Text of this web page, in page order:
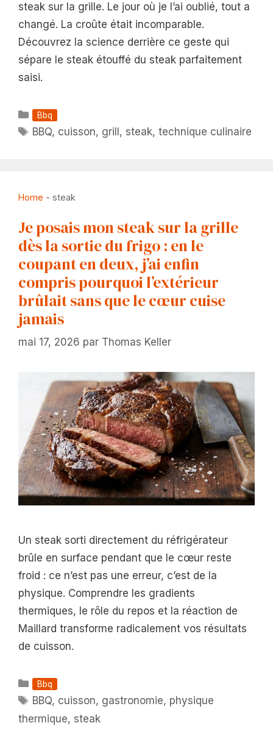
steak sur la grille. Le jour où je l’ai oublié, tout a
changé. La croûte était incomparable.
Découvrez la science derrière ce geste qui
sépare le steak étouffé du steak parfaitement
saisi.
Catégories
Bbq
Étiquettes
BBQ, cuisson, grill , steak,technique culinaire
Home - steak
Je posais mon steak sur la grille
dès la sortie du frigo : en le
coupant en deux, j’ai enfin
compris pourquoi l’extérieur
brûlait sans que le cœur cuise
jamais
mai 17, 2026 par Thomas Keller
Un steak sorti directement du réfrigérateur
brûle en surface pendant que le cœur reste
froid : ce n’est pas une erreur, c’est de la
physique. Comprendre les gradients
thermiques, le rôle du repos et la réaction de
Maillard transforme radicalement vos résultats
de cuisson.
Catégories
Bbq
Étiquettes
BBQ, cuisson, gastronomie, physique
thermique, steak